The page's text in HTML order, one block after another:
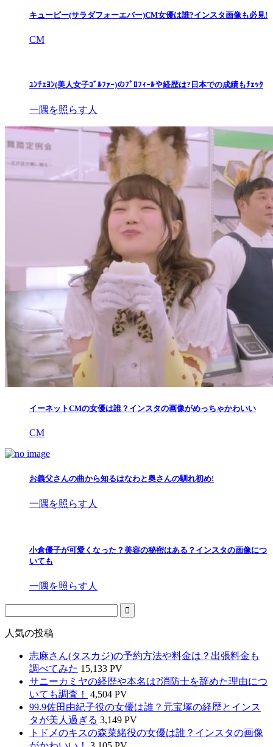
キューピー(サラダフォーエバー)CM女優は誰?インスタ画像も必見!
CM
ﾕﾝﾁｪﾖﾝ(美人女子ｺﾞﾙﾌｧｰ)のﾌﾟﾛﾌｨｰﾙや経歴は?日本での成績もﾁｪｯｸ
一隅を照らす人
イーネットCMの女優は誰？インスタの画像がめっちゃかわいい
CM
お義父さんの曲から知るはなわと奥さんの馴れ初め!
一隅を照らす人
小倉優子が可愛くなった？美容の秘密はある？インスタの画像につ
いても
一隅を照らす人
人気の投稿
志麻さん(タスカジ)の予約方法や料金は？出張料金も
調べてみた 15,133 PV
サニーカミヤの経歴や本名は?消防士を辞めた理由につ
いても調査！
4,504 PV
99.9佐田由紀子役の女優は誰？元宝塚の経歴とインス
タが美人過ぎる 3,149 PV
トドメのキスの森菜緒役の女優は誰？インスタの画像